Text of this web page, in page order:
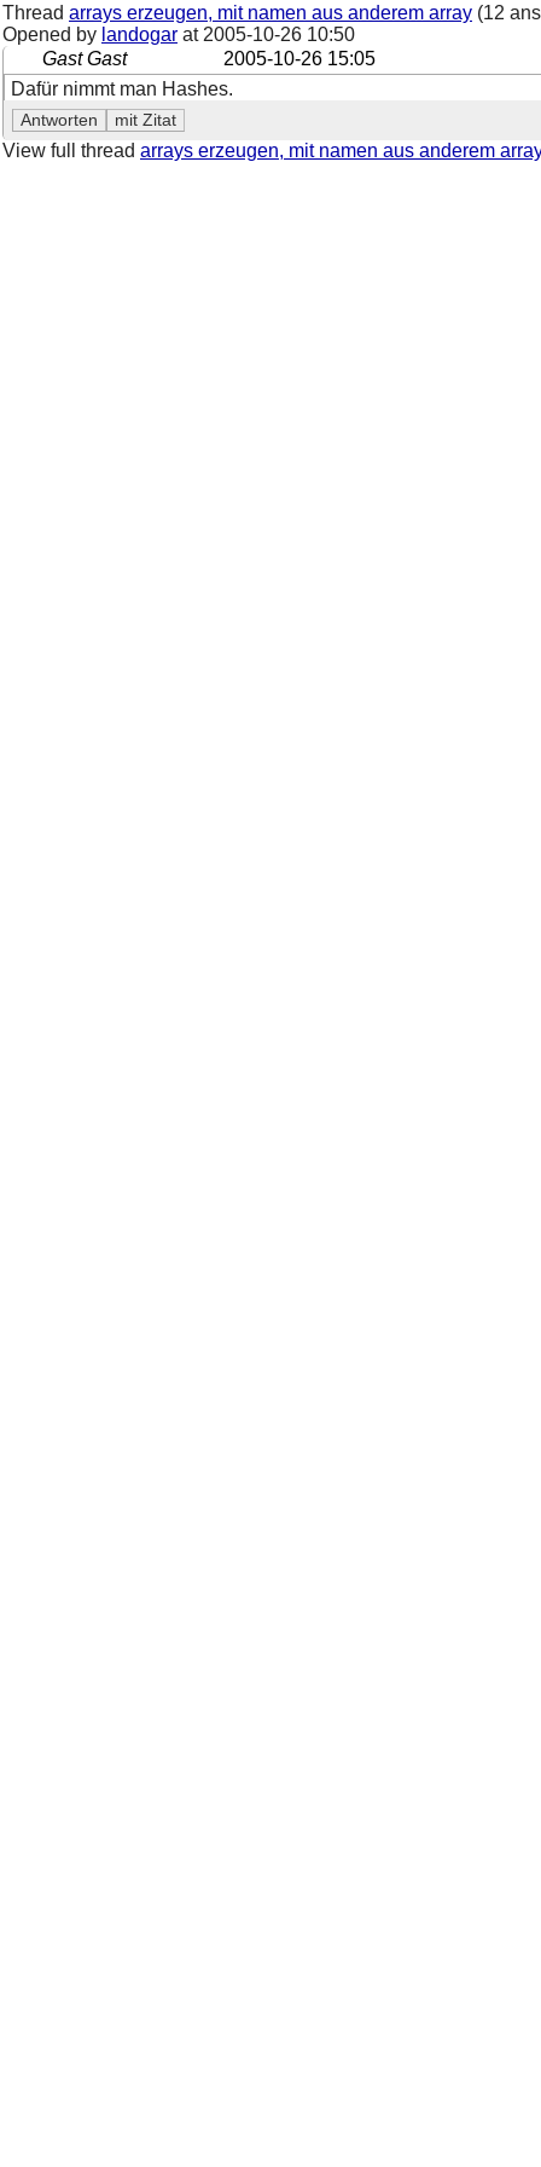
Thread arrays erzeugen, mit namen aus anderem array (12
Opened by landogar at 2005-10-26 10:50
Gast Gast
2005-10-26 15:05
Dafür nimmt man Hashes.
View full thread arrays erzeugen, mit namen aus anderem